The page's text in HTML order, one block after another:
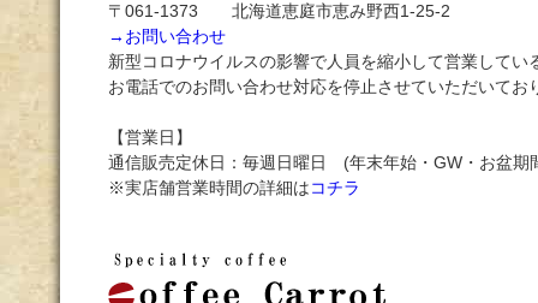
〒061-1373 北海道恵庭市恵み野西1-25-2
→お問い合わせ
新型コロナウイルスの影響で人員を縮小して営業してい
お電話でのお問い合わせ対応を停止させていただいてお
【営業日】
通信販売定休日：毎週日曜日 (年末年始・GW・お盆期
※実店舗営業時間の詳細はコチラ